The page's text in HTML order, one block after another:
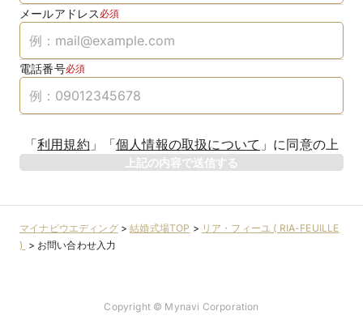
メールアドレス 必須
電話番号必須
「利用規約 」 「個人情報の取扱について 」 に同意の上
上記の内容で送信する
マイナビウエディング>結婚式場TOP > リア・フィーユ ( RIA-FEUILLE
) > お問い合わせ入力
Copyright © Mynavi Corporation